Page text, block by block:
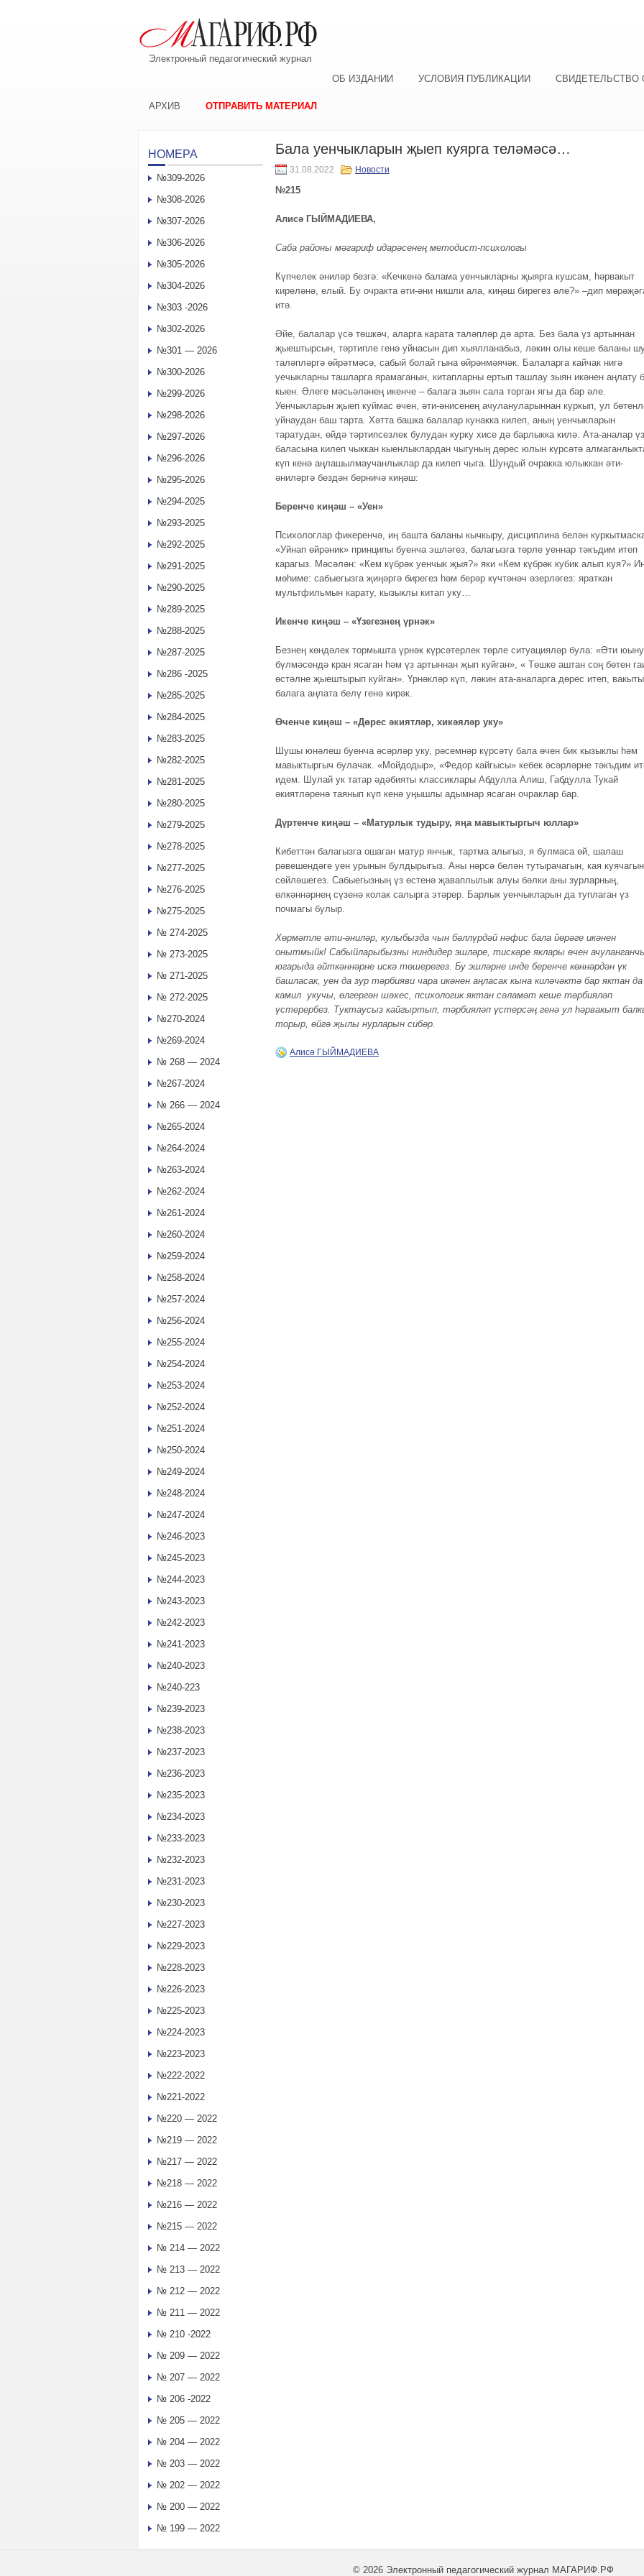
Электронный педагогический журнал
ОБ ИЗДАНИИ
УСЛОВИЯ ПУБЛИКАЦИИ СВИДЕТЕЛЬСТВО
АРХИВ ОТПРАВИТЬ МАТЕРИАЛ
Бала уенчыкларын җыеп куярга теләмәсә…
31.08.2022 Новости
№215
Алисә ГЫЙМАДИЕВА,
Саба районы мәгариф идарәсенең методист-психологы
Күпчелек әниләр безгә: «Кечкенә балама уенчыкларны җыярга кушсам, hәрвакыт
киреләнә, елый. Бу очракта әти-әни нишли ала, киңәш бирегез әле?» –дип
итә.
Әйе, балалар үсә төшкәч, аларга карата таләпләр дә арта. Без бала үз артыннан
җыештырсын, тәртипле генә уйнасын дип хыялланабыз, ләкин олы кеше баланы
таләпләргә өйрәтмәсә, сабый болай гына өйрәнмәячәк. Балаларга кайчак нигә
уечыкларны ташларга ярамаганын, китапларны ертып ташлау зыян икәнен аңлату
кыен. Әлеге мәсьәләнең икенче – балага зыян сала торган ягы да бар әле.
Уенчыкларын җыеп куймас өчен, әти-әнисенең ачулануларыннан куркып, ул
уйнаудан баш тарта. Хәтта башка балалар кунакка килеп, аның уенчыкларын
таратудан, өйдә тәртипсезлек булудан курку хисе дә барлыкка килә. Ата-аналар үз
баласына килеп чыккан кыенлыклардан чыгуның дөрес юлын күрсәтә
күп кенә аңлашылмаучанлыклар да килеп чыга. Шундый очракка юлыккан әти-
әниләргә бездән берничә киңәш:
Беренче киңәш – «Уен»
Психологлар фикеренчә, иң башта баланы кычкыру, дисциплина белән
«Уйнап өйрәник» принципы буенча эшләгез, балагызга төрле уеннар тәкъдим итеп
карагыз. Мәсәлән: «Кем күбрәк уенчык җыя?» яки «Кем күбрәк кубик алып куя?»
мөhиме: сабыегызга җиңәргә бирегез hәм берәр күчтәнәч әзерләгез: яраткан
мультфильмын карату, кызыклы китап уку…
Икенче киңәш – «Үзегезнең үрнәк»
Безнең көндәлек тормышта үрнәк күрсәтерлек төрле ситуацияләр була: «Әти юыну
бүлмәсендә кран ясаган hәм үз артыннан җып куйган», « Төшке аштан соң бөтен
өстәлне җыештырып куйган». Үрнәкләр күп, ләкин ата-аналарга дөрес итеп,
балага аңлата белү генә кирәк.
Өченче киңәш – «Дөрес әкиятләр, хикәяләр уку»
Шушы юнәлеш буенча әсәрләр уку, рәсемнәр күрсәтү бала өчен бик кызыклы hәм
мавыктыргыч булачак. «Мойдодыр», «Федор кайгысы» кебек әсәрләрне тәкъдим
идем. Шулай ук татар әдәбияты классиклары Абдулла Алиш, Габдулла Тукай
әкиятләренә таянып күп кенә уңышлы адымнар ясаган очраклар бар.
Дүртенче киңәш – «Матурлык тудыру, яңа мавыктыргыч юллар»
Кибеттән балагызга ошаган матур янчык, тартма алыгыз, я булмаса өй, шалаш
рәвешендәге уен урынын булдырыгыз. Аны нәрсә белән тутырачагын, кая куячагын
сөйләшегез. Сабыегызның үз өстенә җаваплылык алуы бәлки аны зурларның,
өлкәннәрнең сүзенә колак салырга этәрер. Барлык уенчыкларын да туплаган үз
почмагы булыр.
Хөрмәтле әти-әниләр, кулыбызда чын бәллүрдәй нәфис бала йөрәге икәнен
онытмыйк! Сабыйларыбызны ниндидер эшләре, тискәре яклары өчен
югарыда әйткәннәрне искә төшерегез. Бу эшләрне инде беренче көннәрдән үк
башласак, уен да зур тәрбияви чара икәнен аңласак кына киләчәктә бар яктан да
камил укучы, өлгергән шәхес, психологик яктан сәламәт кеше тәрбияләп
үстерербез. Туктаусыз кайгыртып, тәрбияләп үстерсәң генә ул һәрвакыт
торыр, өйгә җылы нурларын сибәр.
Алисә ГЫЙМАДИЕВА
НОМЕРА
№309-2026
№308-2026
№307-2026
№306-2026
№305-2026
№304-2026
№303 -2026
№302-2026
№301 — 2026
№300-2026
№299-2026
№298-2026
№297-2026
№296-2026
№295-2026
№294-2025
№293-2025
№292-2025
№291-2025
№290-2025
№289-2025
№288-2025
№287-2025
№286 -2025
№285-2025
№284-2025
№283-2025
№282-2025
№281-2025
№280-2025
№279-2025
№278-2025
№277-2025
№276-2025
№275-2025
№ 274-2025
№ 273-2025
№ 271-2025
№ 272-2025
№270-2024
№269-2024
№ 268 — 2024
№267-2024
№ 266 — 2024
№265-2024
№264-2024
№263-2024
№262-2024
№261-2024
№260-2024
№259-2024
№258-2024
№257-2024
№256-2024
№255-2024
№254-2024
№253-2024
№252-2024
№251-2024
№250-2024
№249-2024
№248-2024
№247-2024
№246-2023
№245-2023
№244-2023
№243-2023
№242-2023
№241-2023
№240-2023
№240-223
№239-2023
№238-2023
№237-2023
№236-2023
№235-2023
№234-2023
№233-2023
№232-2023
№231-2023
№230-2023
№227-2023
№229-2023
№228-2023
№226-2023
№225-2023
№224-2023
№223-2023
№222-2022
№221-2022
№220 — 2022
№219 — 2022
№217 — 2022
№218 — 2022
№216 — 2022
№215 — 2022
№ 214 — 2022
№ 213 — 2022
№ 212 — 2022
№ 211 — 2022
№ 210 -2022
№ 209 — 2022
№ 207 — 2022
№ 206 -2022
№ 205 — 2022
№ 204 — 2022
№ 203 — 2022
№ 202 — 2022
№ 200 — 2022
№ 199 — 2022
© 2026 Электронный педагогический журнал МАГАРИФ.РФ